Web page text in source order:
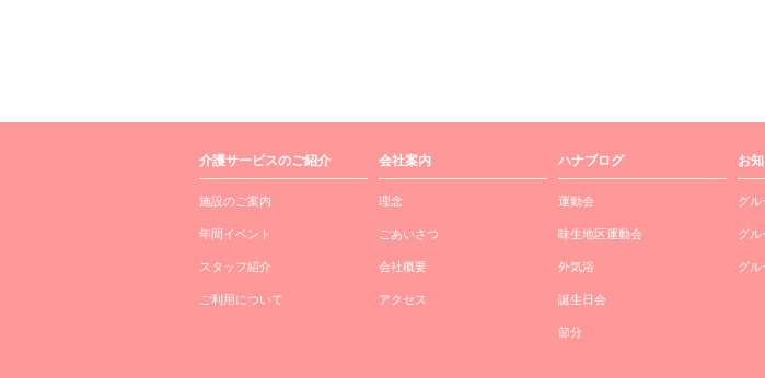
介護サービスのご紹介
施設のご案内
年間イベント
スタッフ紹介
ご利用について
会社案内
理念
ごあいさつ
会社概要
アクセス
ハナブログ
運動会
味生地区運動会
外気浴
誕生日会
節分
お
グ
グ
グ